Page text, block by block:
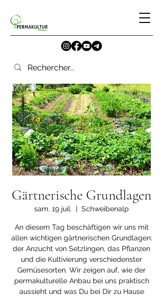
Gärtnerische Grundlagen
sam. 19 juil.
  |
Schweibenalp
An diesem Tag beschäftigen wir uns mit
allen wichtigen gärtnerischen Grundlagen:
der Anzucht von Setzlingen, das Pflanzen
und die Kultivierung verschiedenster
Gemüsesorten. Wir zeigen auf, wie der
permakulturelle Anbau bei uns praktisch
aussieht und was Du bei Dir zu Hause